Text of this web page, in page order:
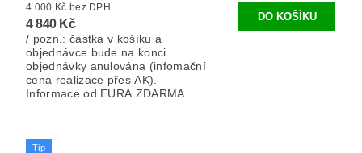
4 000 Kč bez DPH
4 840 Kč
/ pozn.: částka v košíku a
objednávce bude na konci
objednávky anulována (infomační
cena realizace přes AK).
Informace od EURA ZDARMA
Tip